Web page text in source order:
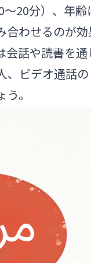
20分）、年齢
合わせるのが
会話や読書を通
、ビデオ通話の
。